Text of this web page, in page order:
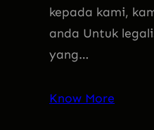
kepada kami,
anda Untuk
yang…
Know More